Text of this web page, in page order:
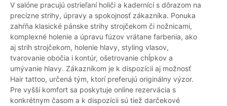
V salóne pracujú ostrieľaní holiči a kaderníci s dôrazom na
precízne strihy, úpravy a spokojnosť zákazníka. Ponuka
zahŕňa klasické pánske strihy strojčekom či nožnicami,
komplexné holenie a úpravu fúzov vrátane farbenia, ako
aj strih strojčekom, holenie hlavy, styling vlasov,
tvarovanie obočia i kontúr, ošetrovanie chĺpkov a
umývanie hlavy. Zákazníkom je k dispozícii aj možnosť
Hair tattoo, určená tým, ktorí preferujú originálny výzor.
Pre vyšší komfort sa poskytuje online rezervácia s
konkrétnym časom a k dispozícii sú tiež darčekové